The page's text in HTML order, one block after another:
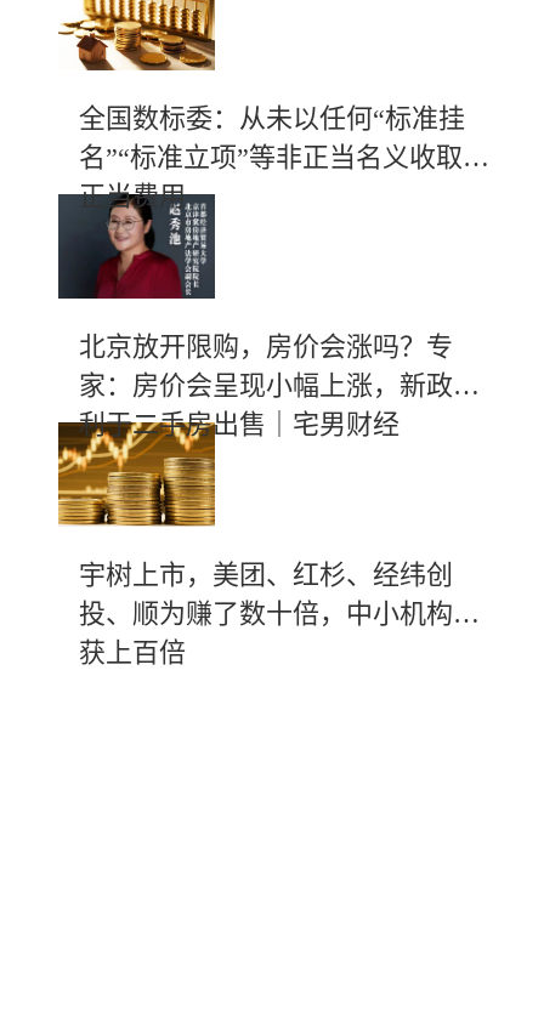
全国数标委：从未以任何“标准挂
名”“标准立项”等非正当名义收取不
正当费用
北京放开限购，房价会涨吗？专
家：房价会呈现小幅上涨，新政有
利于二手房出售｜宅男财经
宇树上市，美团、红杉、经纬创
投、顺为赚了数十倍，中小机构斩
获上百倍